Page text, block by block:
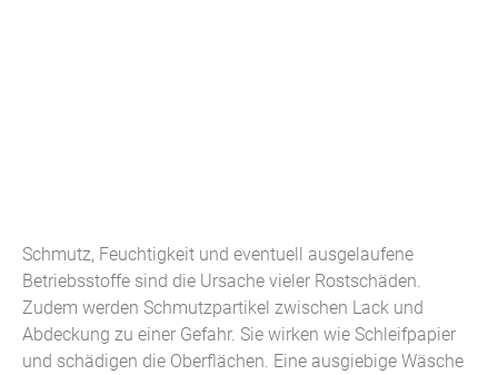
Schmutz, Feuchtigkeit und eventuell ausgelaufene
Betriebsstoffe sind die Ursache vieler Rostschäden.
Zudem werden Schmutzpartikel zwischen Lack und
Abdeckung zu einer Gefahr. Sie wirken wie Schleifpapier
und schädigen die Oberflächen. Eine ausgiebige Wäsche